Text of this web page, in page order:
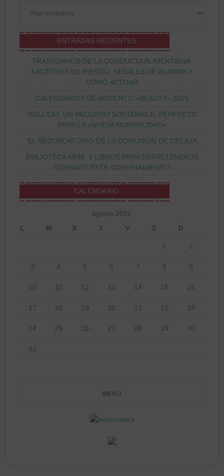
ENTRADAS RECIENTES
TRASTORNOS DE LA CONDUCTA ALIMENTARIA:
FACTORES DE RIESGO, SEÑALES DE ALARMA Y
CÓMO ACTUAR
CALENDARIOS DE ADVIENTO «BEAUTY» 2021
ROLL’EAT, UN RECURSO SOSTENIBLE, PERFECTO
PARA LA «NUEVA NORMALIDAD»
EL RECORDATORIO DE LA COMUNIÓN DE CECILIA
BIBLIOTECA MPM: 3 LIBROS PARA ENTRETENEROS
DURANTE ESTE CONFINAMIENTO
CALENDARIO
agosto 2026
L
M X J V S D
1 2
3 4 5 6 7 8 9
10 11 12 13 14 15 16
17 18 19 20 21 22 23
24 25 26 27 28 29 30
31